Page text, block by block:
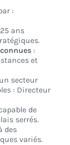
:
ans
:
et
secteur
: Directeur
de
serrés.
des
variés.